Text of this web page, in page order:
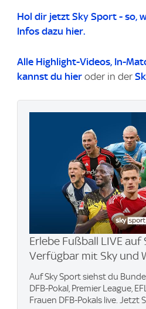
Hol dir jetzt Sky Sport - so,
Infos dazu hier.
Alle Highlight-Videos, In-
kannst du hier oder in der
Erlebe Fußball LIVE auf
Verfügbar mit Sky und
Auf Sky Sport siehst du
DFB-Pokal, Premier League,
Frauen DFB-Pokals live. Jetzt